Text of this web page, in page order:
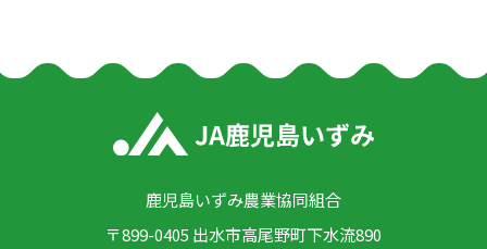
鹿児島いずみ農業協同組合
〒899-0405 出水市高尾野町下水流890